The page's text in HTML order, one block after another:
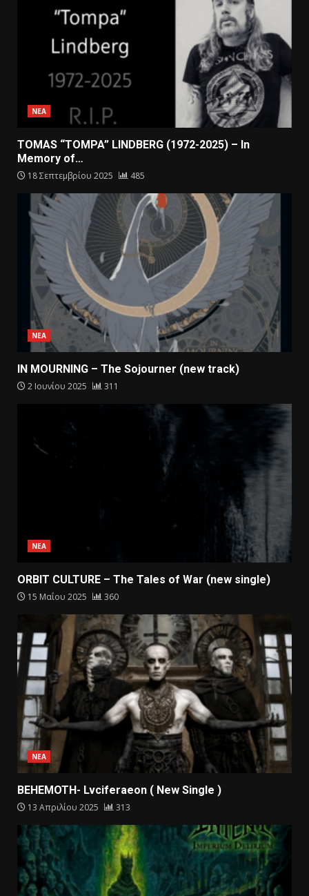
ΝΕΑ
TOMAS “TOMPA” LINDBERG (1972-2025) – In
Memory of…
18 Σεπτεμβρίου 2025 485
ΝΕΑ
IN MOURNING – The Sojourner (new track)
2 Ιουνίου 2025 311
ΝΕΑ
ORBIT CULTURE – The Tales of War (new single)
15 Μαΐου 2025 360
ΝΕΑ
BEHEMOTH- Lvciferaeon ( New Single )
13 Απριλίου 2025 313